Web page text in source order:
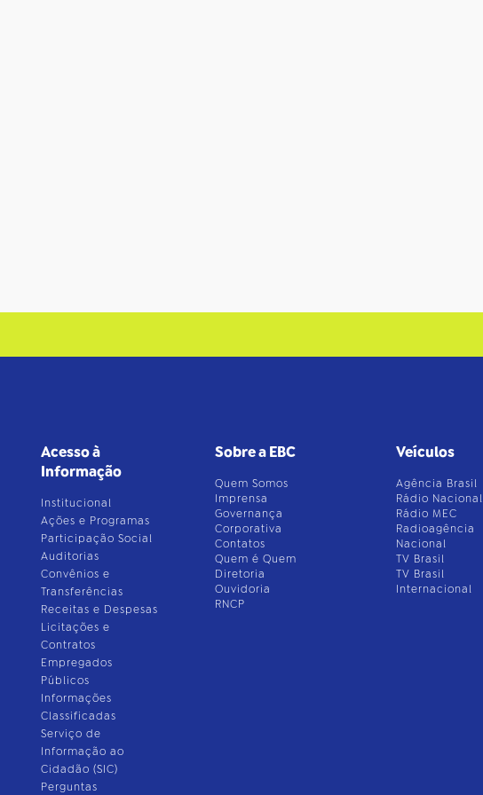
Acesso à
Informação
Institucional
Ações e Programas
Participação Social
Auditorias
Convênios e
Transferências
Receitas e Despesas
Licitações e
Contratos
Empregados
Públicos
Informações
Classificadas
Serviço de
Informação ao
Cidadão (SIC)
Perguntas
Sobre a EBC
Quem Somos
Imprensa
Governança
Corporativa
Contatos
Quem é Quem
Diretoria
Ouvidoria
RNCP
Veículos
Agência Brasil
Rádio Nacional
Rádio MEC
Radioagência
Nacional
TV Brasil
TV Brasil
Internacional